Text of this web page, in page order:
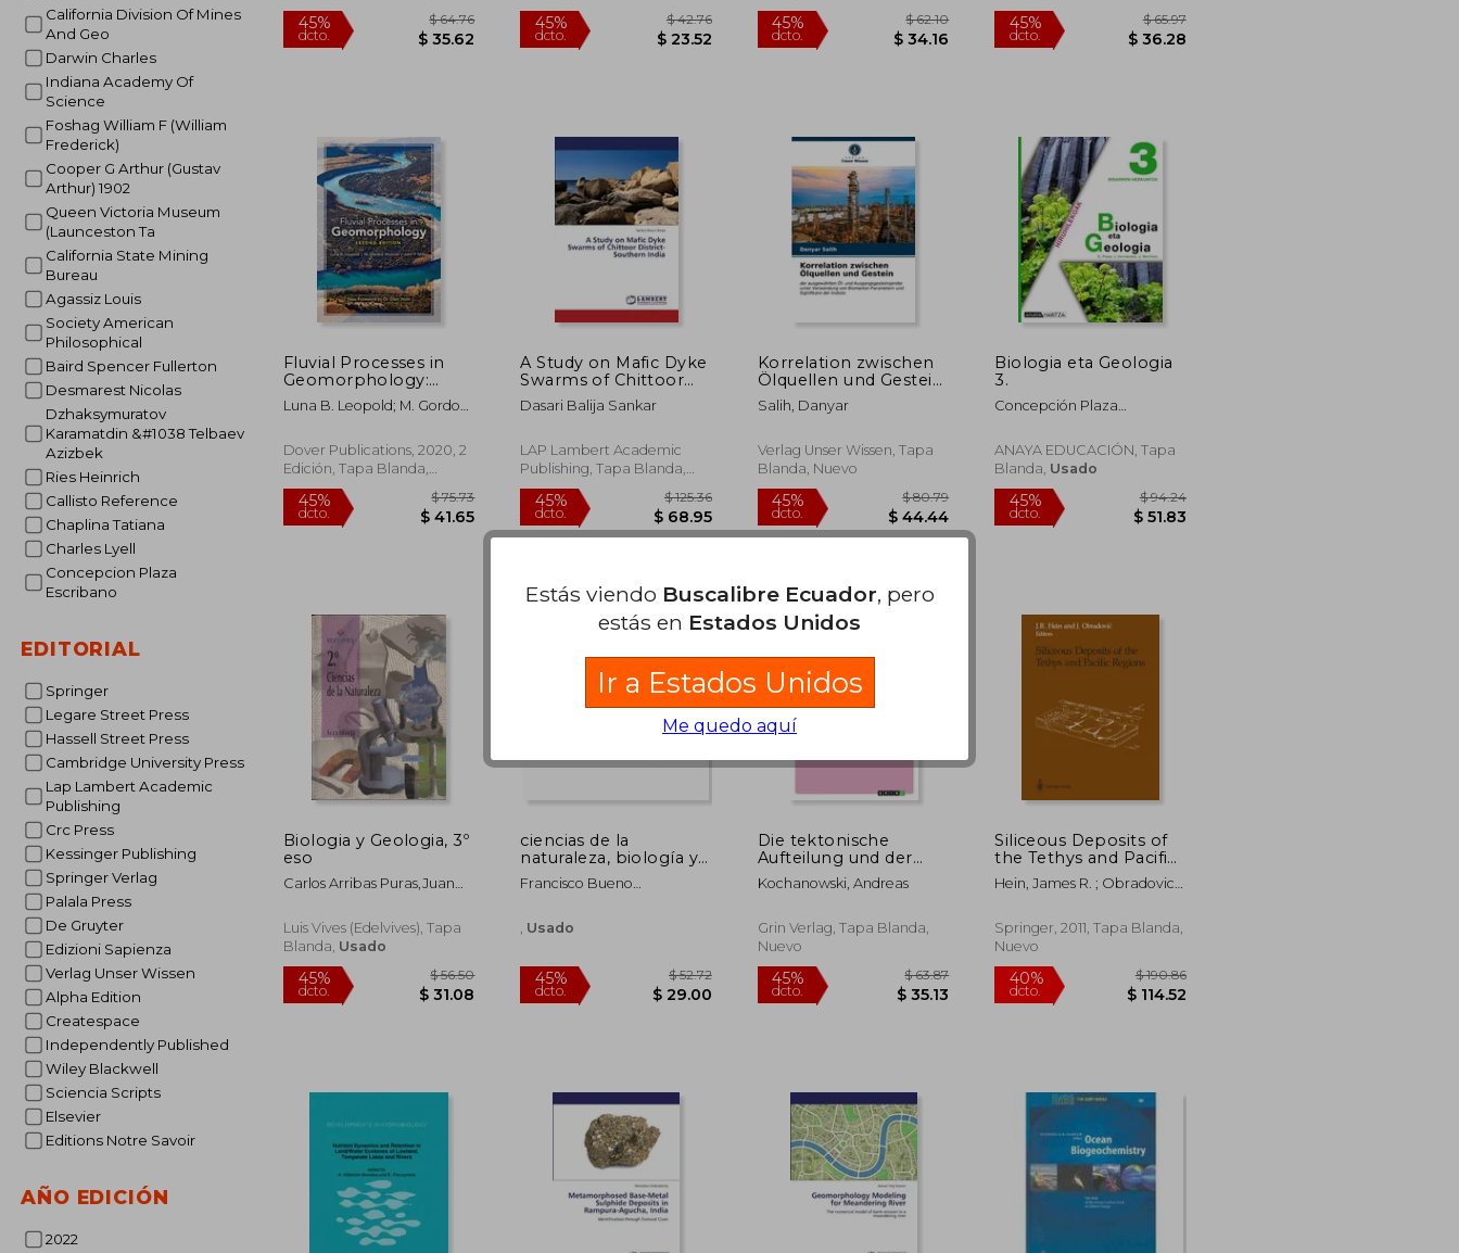
California Division Of Mines
And Geo
Darwin Charles
Indiana Academy Of
Science
Foshag William F (William
Frederick)
Cooper G Arthur (Gustav
Arthur) 1902
Queen Victoria Museum
(Launceston Ta
California State Mining
Bureau
Agassiz Louis
Society American
Philosophical
Baird Spencer Fullerton
Desmarest Nicolas
Dzhaksymuratov
Karamatdin &#1038 Telbaev
Azizbek
Ries Heinrich
Callisto Reference
Chaplina Tatiana
Charles Lyell
Concepcion Plaza
Escribano
EDITORIAL
Springer
Legare Street Press
Hassell Street Press
Cambridge University Press
Lap Lambert Academic
Publishing
Crc Press
Kessinger Publishing
Springer Verlag
Palala Press
De Gruyter
Edizioni Sapienza
Verlag Unser Wissen
Alpha Edition
Createspace
Independently Published
Wiley Blackwell
Sciencia Scripts
Elsevier
Editions Notre Savoir
AÑO EDICIÓN
2022
45%
dcto.
45%
dcto.
45%
dcto.
$ 62.10
$ 34.16
45%
dcto.
Fluvial Processes in
Geomorphology:
Second Edition (en
Inglés)
Luna B. Leopold; M. Gordon
Ellen Wohl Ph.D
Dover Publications, 2020, 2
Edición, Tapa Blanda,
Nuevo
45%
dcto. $ 41.65
A Study on Mafic Dyke
Swarms of Chittoor
District- Southern
India
Dasari Balija Sankar
LAP Lambert Academic
Publishing, Tapa Blanda,
Nuevo
dcto. $ 68.95
Korrelation zwischen
Ölquellen und Gestein
(en Alemán)
Salih, Danyar
Verlag Unser Wissen, Tapa
Blanda, Nuevo
dcto.
Biologia eta Geologia
3.
Concepción Plaza
ANAYA EDUCACIÓN, Tapa
Blanda, Usado
45%
Biologia y Geologia, 3º
eso
Carlos Arribas Puras,Juan
Lopez Fenoy
Luis Vives (Edelvives), Tapa
Blanda, Usado
ciencias de la
naturaleza, biología y
geología, 4 eso, 2 ciclo
Francisco Bueno
Maldonado,maría Dolores
Zubiete Manso
Usado
Die tektonische
Aufteilung und der
Kontinentaldrift
Südamerikas. Eine
geologischen
Entwicklung: Stand:
Kochanowski, Andreas
Grin Verlag, Tapa Blanda,
Nuevo
Siliceous Deposits of
the Tethys and Pacific
Regions (en Inglés)
Hein, James R. ; Obradovic,
Springer, 2011, Tapa Blanda,
Nuevo
Estás viendo Buscalibre Ecuador, pero
estás en Estados Unidos
Ir a Estados Unidos
Me quedo aquí